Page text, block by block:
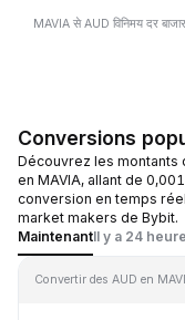
MAVIA से AUD विनिमय दर
Conversions
Découvrez les montants
en MAVIA, allant de
conversion en temps
market makers de Bybit.
MaintenantIl y a 24
Convertir des AUD en